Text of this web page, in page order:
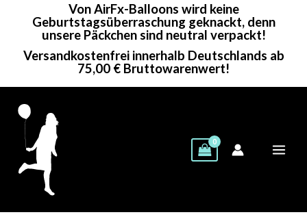
Von AirFx-Balloons wird keine
Geburtstagsüberraschung geknackt, denn
unsere Päckchen sind neutral verpackt!
Versandkostenfrei innerhalb Deutschlands ab
75,00 € Bruttowarenwert!